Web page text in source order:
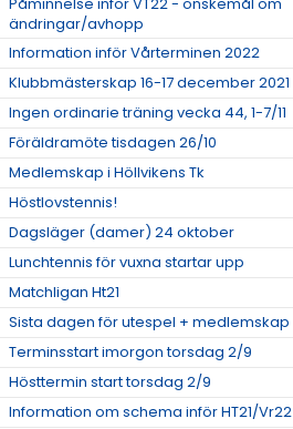
ändringar/avhopp
Information inför Vårterminen 2022
Klubbmästerskap 16-17 december 2021
Ingen ordinarie träning vecka 44, 1-7/11
Föräldramöte tisdagen 26/10
Medlemskap i Höllvikens Tk
Höstlovstennis!
Dagsläger (damer) 24 oktober
Lunchtennis för vuxna startar upp
Matchligan Ht21
Sista dagen för utespel + medlemskap
Terminsstart imorgon torsdag 2/9
Hösttermin start torsdag 2/9
Information om schema inför HT21/Vr22